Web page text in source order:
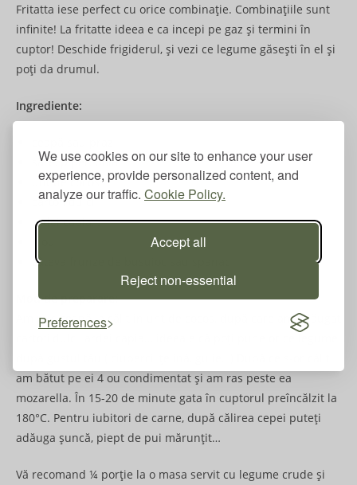
We use cookies on our site to enhance your user
experience, provide personalized content, and
analyze our traffic. Cookie Policy.
Accept all
Reject non-essential
Preferences
Fritatta iese perfect cu orice combinație. Combinațiile sunt
infinite! La fritatte ideea e ca incepi pe gaz și termini în
cuptor! Deschide frigiderul, și vezi ce legume găsești în el și
poți da drumul.
Ingrediente:
sare, piper, boia
unt de cocos
cartofi dulci
ardei capia…
câteva frunze de busuioc sau spanac
Mod de preparare:
Am pus ceapă la călit în unt de cocos, după care am adăugat
am bătut pe ei 4 ou condimentat și am ras peste ea
mozarella. În 15-20 de minute gata în cuptorul preîncălzit la
180°C. Pentru iubitori de carne, după călirea cepei puteți
adăuga șuncă, piept de pui mărunțit…
Vă recomand ¼ porție la o masa servit cu legume crude și